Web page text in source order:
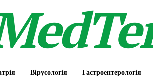
Вірусологія Гастроентерологія